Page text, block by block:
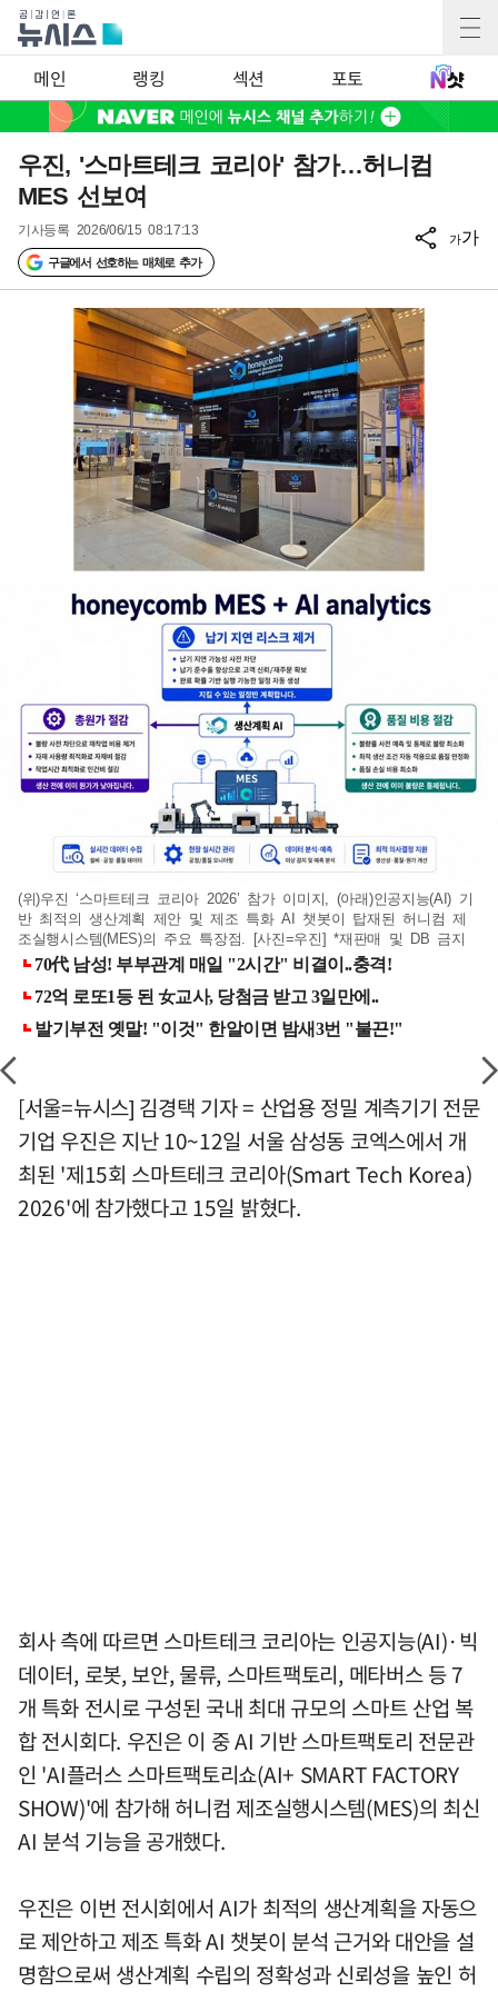
메인 랭킹 섹션 포토
우진, '스마트테크 코리아' 참가…허니컴
MES 선보여
기사등록 2026/06/15 08:17:13
구글에서 선호하는 매체로 추가
가가
(위)우진 ‘스마트테크 코리아 2026’ 참가 이미지, (아래)인공지능(AI) 기
반 최적의 생산계획 제안 및 제조 특화 AI 챗봇이 탑재된 허니컴 제
조실행시스템(MES)의 주요 특장점. [사진=우진] *재판매 및 DB 금지
[서울=뉴시스] 김경택 기자 = 산업용 정밀 계측기기 전문
기업 우진은 지난 10~12일 서울 삼성동 코엑스에서 개
최된 '제15회 스마트테크 코리아(Smart Tech Korea)
2026'에 참가했다고 15일 밝혔다.
회사 측에 따르면 스마트테크 코리아는 인공지능(AI)·빅
데이터, 로봇, 보안, 물류, 스마트팩토리, 메타버스 등 7
개 특화 전시로 구성된 국내 최대 규모의 스마트 산업 복
합 전시회다. 우진은 이 중 AI 기반 스마트팩토리 전문관
인 'AI플러스 스마트팩토리쇼(AI+ SMART FACTORY
SHOW)'에 참가해 허니컴 제조실행시스템(MES)의 최신
AI 분석 기능을 공개했다.
우진은 이번 전시회에서 AI가 최적의 생산계획을 자동으
로 제안하고 제조 특화 AI 챗봇이 분석 근거와 대안을 설
명함으로써 생산계획 수립의 정확성과 신뢰성을 높인 허